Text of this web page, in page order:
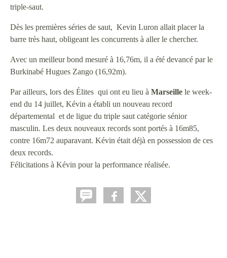
triple-saut.
Dès les premières séries de saut, Kevin Luron allait placer la
barre très haut, obligeant les concurrents à aller le chercher.
Avec un meilleur bond mesuré à 16,76m, il a été devancé par le
Burkinabé Hugues Zango (16,92m).
Par ailleurs, lors des Élites qui ont eu lieu à Marseille le week-
end du 14 juillet, Kévin a établi un nouveau record
départemental et de ligue du triple saut catégorie sénior
masculin. Les deux nouveaux records sont portés à 16m85,
contre 16m72 auparavant. Kévin était déjà en possession de ces
deux records.
Félicitations à Kévin pour la performance réalisée.